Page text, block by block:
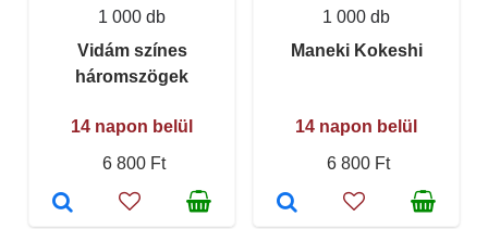
1 000 db
Vidám színes
háromszögek
14 napon belül
6 800 Ft
1 000 db
Maneki Kokeshi
14 napon belül
6 800 Ft